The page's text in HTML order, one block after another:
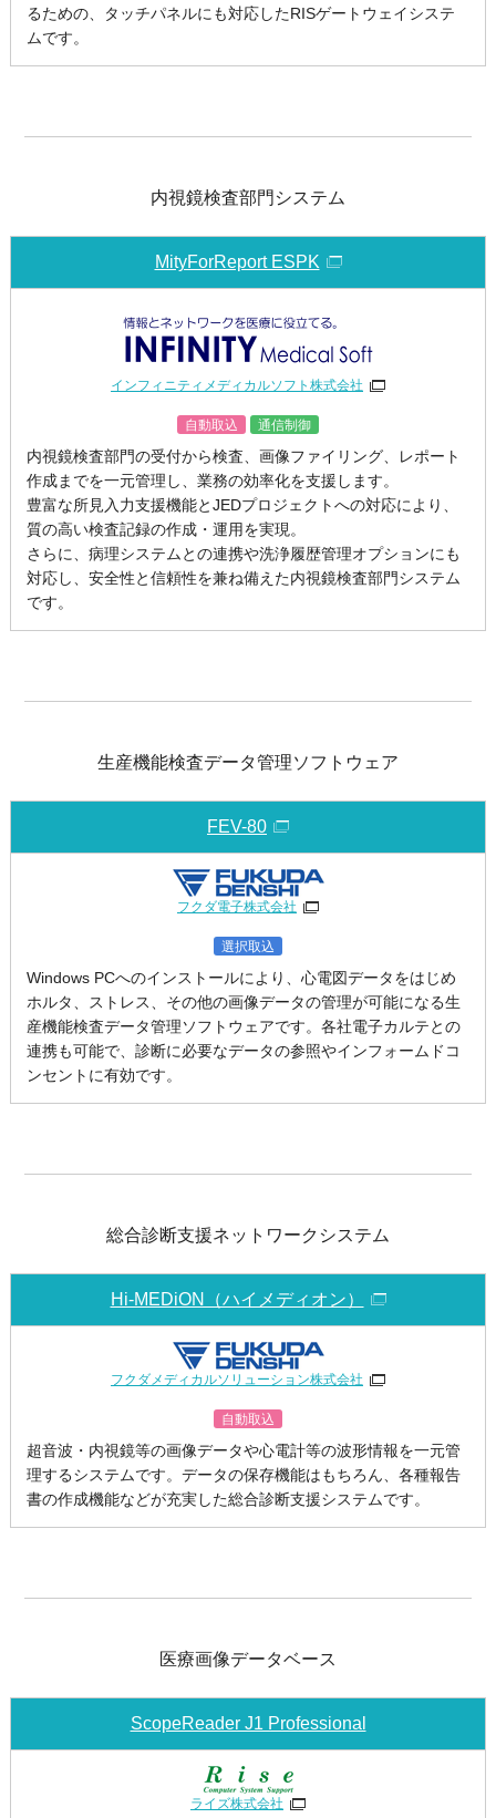
るための、タッチパネルにも対応したRISゲートウェイシステ
ムです。
内視鏡検査部門システム
MityForReport ESPK
インフィニティメディカルソフト株式会社
自動取込 通信制御
内視鏡検査部門の受付から検査、画像ファイリング、レポート
作成までを一元管理し、業務の効率化を支援します。
豊富な所見入力支援機能とJEDプロジェクトへの対応により、
質の高い検査記録の作成・運用を実現。
さらに、病理システムとの連携や洗浄履歴管理オプションにも
対応し、安全性と信頼性を兼ね備えた内視鏡検査部門システム
です。
生産機能検査データ管理ソフトウェア
FEV-80
フクダ電子株式会社
選択取込
Windows PCへのインストールにより、心電図データをはじめ
ホルタ、ストレス、その他の画像データの管理が可能になる生
産機能検査データ管理ソフトウェアです。各社電子カルテとの
連携も可能で、診断に必要なデータの参照やインフォームドコ
ンセントに有効です。
総合診断支援ネットワークシステム
Hi-MEDiON（ハイメディオン）
フクダメディカルソリューション株式会社
自動取込
超音波・内視鏡等の画像データや心電計等の波形情報を一元管
理するシステムです。データの保存機能はもちろん、各種報告
書の作成機能などが充実した総合診断支援システムです。
医療画像データベース
ScopeReader J1 Professional
ライズ株式会社